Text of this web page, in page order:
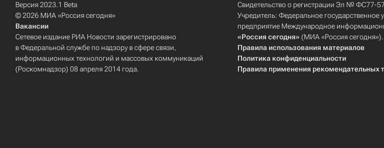
Версия 2023.1 Beta
© 2026 МИА «Россия сегодня»
Вакансии
Сетевое издание РИА Новости зарегистрировано
в Федеральной службе по надзору в сфере связи,
информационных технологий и массовых коммуникаций
(Роскомнадзор) 08 апреля 2014 года.
Свидетельство о регистрации Эл № ФС77-
Учредитель: Федеральное государственное
предприятие Международное
«Россия сегодня» (МИА «Россия сегодня»).
Правила использования материалов
Политика конфиденциальности
Правила применения рекомендательных